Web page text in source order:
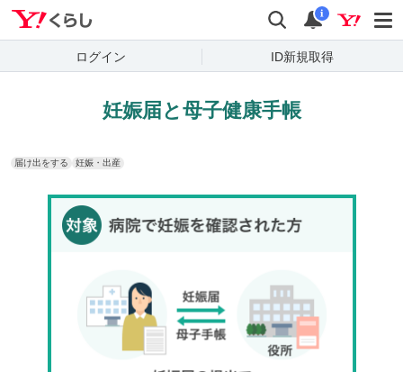
検索 通知
i
ログイン ID新規取得
妊娠届と母子健康手帳
届け出をする 妊娠・出産